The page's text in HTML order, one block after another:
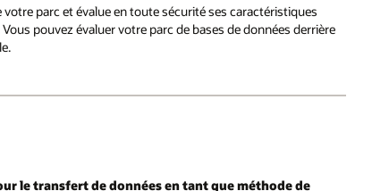
parc et évalue en toute sécurité ses caractéristiques
pouvez évaluer votre parc de bases de données derrière
le transfert de données en tant que méthode de